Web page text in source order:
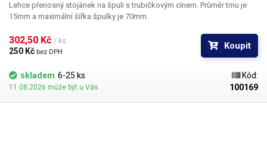
Lehce přenosný stojánek na špuli s trubičkovým cínem. Průměr trnu je
15mm a maximální šířka špulky je 70mm.
302,50 Kč / ks
250 Kč bez DPH
Koupit
skladem 6-25 ks
11.08.2026 může být u Vás
Kód:
100169